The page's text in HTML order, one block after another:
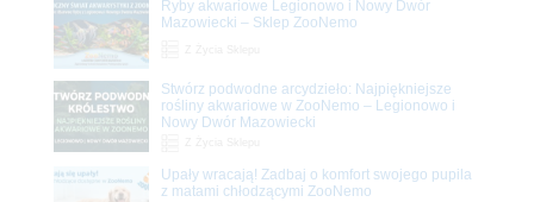
Ryby akwariowe Legionowo i Nowy Dwór
Mazowiecki – Sklep ZooNemo
Stwórz podwodne arcydzieło: Najpiękniejsze
rośliny akwariowe w ZooNemo – Legionowo i
Nowy Dwór Mazowiecki
Upały wracają! Zadbaj o komfort swojego pupila
z matami chłodzącymi ZooNemo